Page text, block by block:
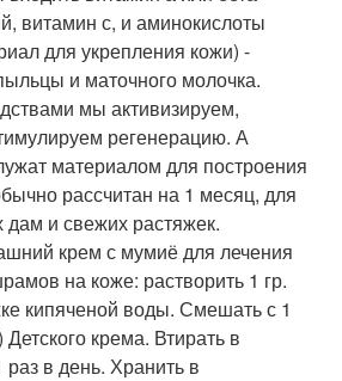
витамин с, и аминокислоты
для укрепления кожи) -
и маточного молочка.
мы активизируем,
регенерацию. А
материалом для построения
рассчитан на 1 месяц, для
и свежих растяжек.
крем с мумиё для лечения
на коже: растворить 1 гр.
кипяченой воды. Смешать с 1
крема. Втирать в
в день. Хранить в